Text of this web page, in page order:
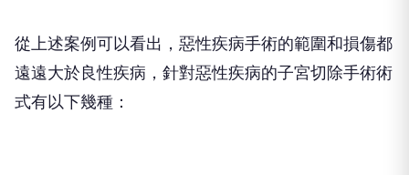
從上述案例可以看出，惡性疾病手術的範圍和損傷都
遠遠大於良性疾病，針對惡性疾病的子宮切除手術術
式有以下幾種：